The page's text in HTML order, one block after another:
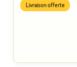
Livraison offerte